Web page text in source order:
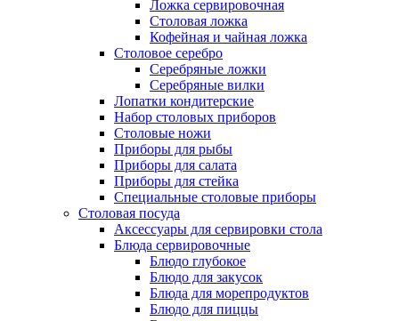
Ложка сервировочная
Столовая ложка
Кофейная и чайная ложка
Столовое серебро
Серебряные ложки
Серебряные вилки
Лопатки кондитерские
Набор столовых приборов
Столовые ножи
Приборы для рыбы
Приборы для салата
Приборы для стейка
Специальные столовые приборы
Столовая посуда
Аксессуары для сервировки стола
Блюда сервировочные
Блюдо глубокое
Блюдо для закусок
Блюда для морепродуктов
Блюдо для пиццы